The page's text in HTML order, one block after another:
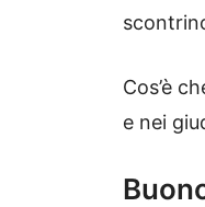
Cos’è
e nei